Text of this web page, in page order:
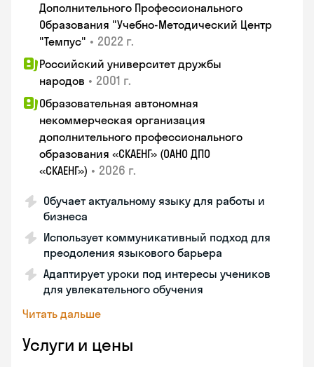
Дополнительного Профессионального
Образования "Учебно-Методический Центр
"Темпус" • 2022 г.
Российский университет дружбы
народов • 2001 г.
Образовательная автономная
некоммерческая организация
дополнительного профессионального
образования «СКАЕНГ» (ОАНО ДПО
«СКАЕНГ») • 2026 г.
Обучает актуальному языку для работы и
бизнеса
Использует коммуникативный подход для
преодоления языкового барьера
Адаптирует уроки под интересы учеников
для увлекательного обучения
Читать дальше
Услуги и цены